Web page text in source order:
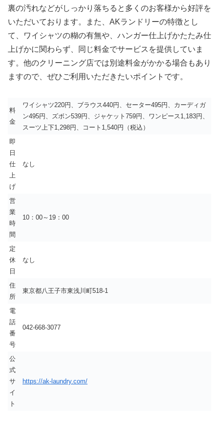
裏の汚れなどがしっかり落ちると多くのお客様から好評を
いただいております。また、AKランドリーの特徴とし
て、ワイシャツの糊の有無や、ハンガー仕上げかたたみ仕
上げかに関わらず、同じ料金でサービスを提供していま
す。他のクリーニング店では別途料金がかかる場合もあり
ますので、ぜひご利用いただきたいポイントです。
料
金
ワイシャツ220円、ブラウス440円、セーター495円、カーディガ
ン495円、ズボン539円、ジャケット759円、ワンピース1,183円、
スーツ上下1,298円、コート1,540円（税込）
即
日
仕
上
げ
なし
営
業
時
間
10：00～19：00
定
休
日
なし
住
所
東京都八王子市東浅川町518-1
電
話
番
号
042-668-3077
公
式
サ
イ
ト
https://ak-laundry.com/